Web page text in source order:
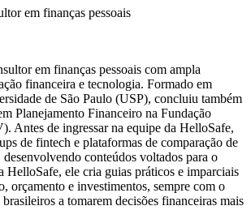
em finanças pessoais
em finanças pessoais com ampla
financeira e tecnologia. Formado em
de São Paulo (USP), concluiu também
Planejamento Financeiro na Fundação
Antes de ingressar na equipe da HelloSafe,
de fintech e plataformas de comparação de
conteúdos voltados para o
HelloSafe, ele cria guias práticos e imparciais
orçamento e investimentos, sempre com o
a tomarem decisões financeiras mais